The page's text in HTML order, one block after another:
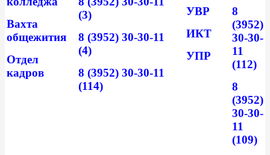
Вахта
общежития
Отдел
кадров
(3)
8 (3952) 30-30-11
(4)
8 (3952) 30-30-11
(114)
УВР
ИКТ
УПР
8
(3952)
30-30-
11
(112)
8
(3952)
30-30-
11
(109)